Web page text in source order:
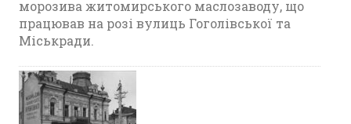
морозива житомирського маслозаводу, що
працював на розі вулиць Гоголівської та
Міськради.